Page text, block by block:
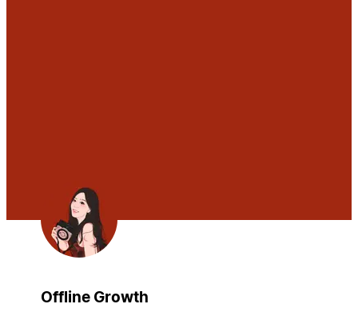
Offline Growth